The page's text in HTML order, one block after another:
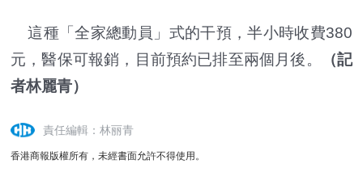
這種「全家總動員」式的干預，半小時收費380
元，醫保可報銷，目前預約已排至兩個月後。
（記
者林麗青）
責任編輯：林丽青
香港商報版權所有，未經書面允許不得使用。